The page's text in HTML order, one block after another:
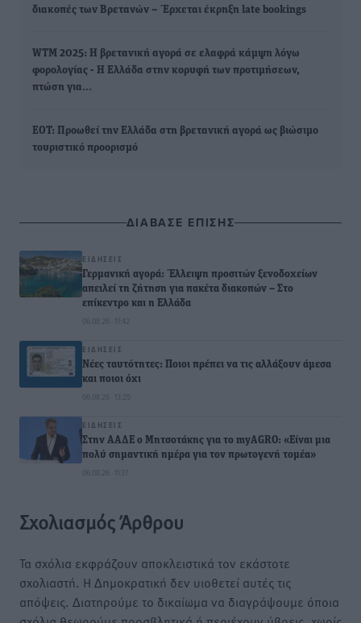
διακοπές των Βρετανών – Έρχεται έκρηξη late bookings
WTM 2025: Η βρετανική αγορά σε ελαφρά κάμψη λόγω
φορολογίας - Η Ελλάδα στην κορυφή των προτιμήσεων,
πτώση για…
ΕΟΤ: Προωθεί την Ελλάδα στη βρετανική αγορά ως βιώσιμο
τουριστικό προορισμό
ΔΙΑΒΑΣΕ ΕΠΙΣΗΣ
ΕΙΔΉΣΕΙΣ
Γερμανική αγορά: Έλλειψη προσιτών ξενοδοχείων
απειλεί τη ζήτηση για πακέτα διακοπών – Στο
επίκεντρο και η Ελλάδα
06.08.26 · 17:42
ΕΙΔΉΣΕΙΣ
Νέες ταυτότητες: Ποιοι πρέπει να τις αλλάξουν άμεσα
και ποιοι όχι
06.08.26 · 13:25
ΕΙΔΉΣΕΙΣ
Στην ΑΑΔΕ ο Μητσοτάκης για το myAGRO: «Είναι μια
πολύ σημαντική ημέρα για τον πρωτογενή τομέα»
06.08.26 · 11:37
Σχολιασμός Άρθρου
Τα σχόλια εκφράζουν αποκλειστικά τον εκάστοτε
σχολιαστή. Η Δημοκρατική δεν υιοθετεί αυτές τις
απόψεις. Διατηρούμε το δικαίωμα να διαγράψουμε όποια